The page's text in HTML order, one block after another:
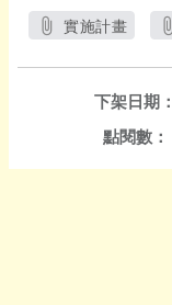
實施計畫
下架日期：
點閱數：